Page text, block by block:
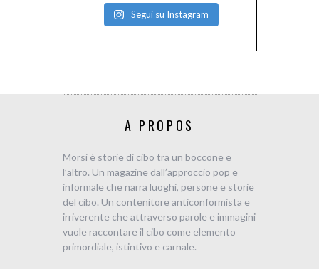
Segui su Instagram
A PROPOS
Morsi è storie di cibo tra un boccone e
l’altro. Un magazine dall’approccio pop e
informale che narra luoghi, persone e storie
del cibo. Un contenitore anticonformista e
irriverente che attraverso parole e immagini
vuole raccontare il cibo come elemento
primordiale, istintivo e carnale.